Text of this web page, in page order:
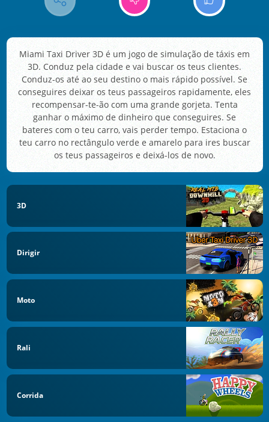
Miami Taxi Driver 3D é um jogo de simulação de táxis em
3D. Conduz pela cidade e vai buscar os teus clientes.
Conduz-os até ao seu destino o mais rápido possível. Se
conseguires deixar os teus passageiros rapidamente, eles
recompensar-te-ão com uma grande gorjeta. Tenta
ganhar o máximo de dinheiro que conseguires. Se
bateres com o teu carro, vais perder tempo. Estaciona o
teu carro no rectângulo verde e amarelo para ires buscar
os teus passageiros e deixá-los de novo.
3D
Dirigir
Moto
Rali
Corrida